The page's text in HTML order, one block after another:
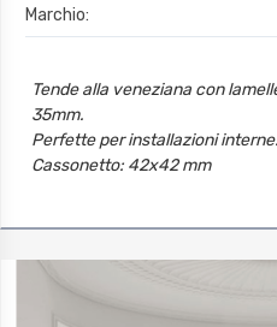
Marchio:
Tende alla veneziana con
35mm.
Perfette per installazioni interne.
Cassonetto: 42x42 mm